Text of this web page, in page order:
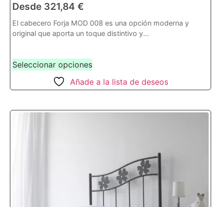
Desde 321,84 €
El cabecero Forja MOD 008 es una opción moderna y
original que aporta un toque distintivo y...
Seleccionar opciones
Añade a la lista de deseos